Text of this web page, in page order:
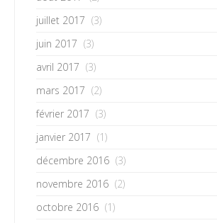
juillet 2017 (3)
juin 2017 (3)
avril 2017 (3)
mars 2017 (2)
février 2017 (3)
janvier 2017 (1)
décembre 2016 (3)
novembre 2016 (2)
octobre 2016 (1)